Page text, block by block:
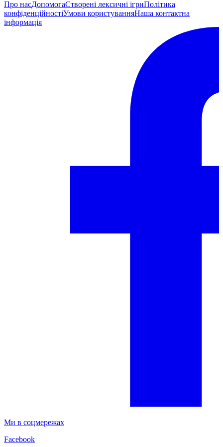
Про насДопомогаСтворені лексичні ігриПолітика
конфіденційностіУмови користуванняНаша контактна
інформація
Ми в соцмережах
Facebook